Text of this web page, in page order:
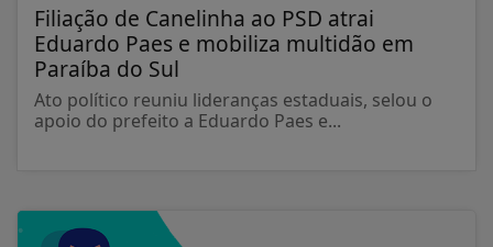
Filiação de Canelinha ao PSD atrai
Eduardo Paes e mobiliza multidão em
Paraíba do Sul
Ato político reuniu lideranças estaduais, selou o
apoio do prefeito a Eduardo Paes e...